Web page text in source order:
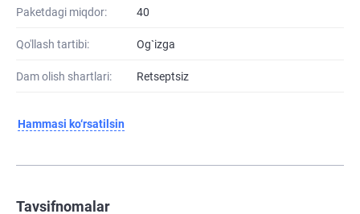
Paketdagi miqdor: 40
Qo'llash tartibi: Og`izga
Dam olish shartlari: Retseptsiz
Hammasi ko‘rsatilsin
Tavsifnomalar